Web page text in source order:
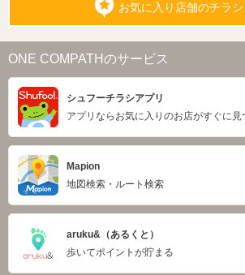
お気に入り店舗のチラ
ONE COMPATHのサービス
シュフーチラシアプリ
アプリならお気に入りのお店がすぐに見
Mapion
地図検索・ルート検索
aruku&（あるくと）
歩いてポイントが貯まる